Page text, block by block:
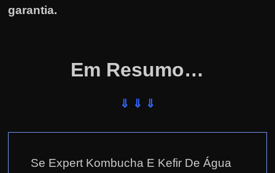
garantia.
Em Resumo…
⇓ ⇓ ⇓
Se Expert Kombucha E Kefir De Água